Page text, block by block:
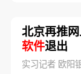
北京再推
软件退出
实习记者 欧阳